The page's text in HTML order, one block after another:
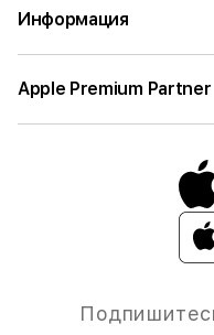
Информация
Apple Premium Partner